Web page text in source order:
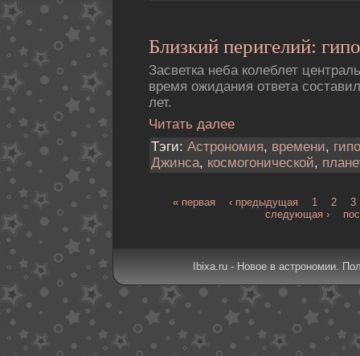
Близкий перигелий:
Засветка неба колеблет
время ожидания ответа
лет.
Читать далее
Тэги: Астрономия, времени,
Джинса, космогонической,
« первая ‹ предыдущая 1 2
3
следующая ›
Ibixa.ru - Новое в астрономии.